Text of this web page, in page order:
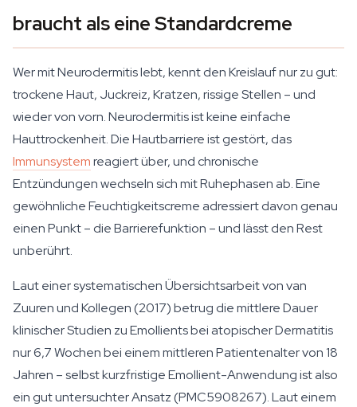
braucht als eine Standardcreme
Wer mit Neurodermitis lebt, kennt den Kreislauf nur zu gut:
trockene Haut, Juckreiz, Kratzen, rissige Stellen – und
wieder von vorn. Neurodermitis ist keine einfache
Hauttrockenheit. Die Hautbarriere ist gestört, das
Immunsystemreagiert über, und chronische
Entzündungen wechseln sich mit Ruhephasen ab. Eine
gewöhnliche Feuchtigkeitscreme adressiert davon genau
einen Punkt – die Barrierefunktion – und lässt den Rest
unberührt.
Laut einer systematischen Übersichtsarbeit von van
Zuuren und Kollegen (2017) betrug die mittlere Dauer
klinischer Studien zu Emollients bei atopischer Dermatitis
nur 6,7 Wochen bei einem mittleren Patientenalter von 18
Jahren – selbst kurzfristige Emollient-Anwendung ist also
ein gut untersuchter Ansatz (PMC5908267). Laut einem